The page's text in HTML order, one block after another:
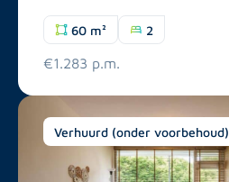
60 m² 2
€1.283 p.m.
Verhuurd (onder voorbehoud)